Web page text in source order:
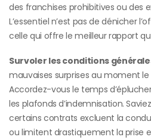
des franchises prohibitives ou des
L’essentiel n’est pas de dénicher
celle qui offre le meilleur rapport
Survoler les conditions
mauvaises surprises au moment
Accordez-vous le temps
les plafonds d’indemnisation.
certains contrats excluent la
ou limitent drastiquement la prise